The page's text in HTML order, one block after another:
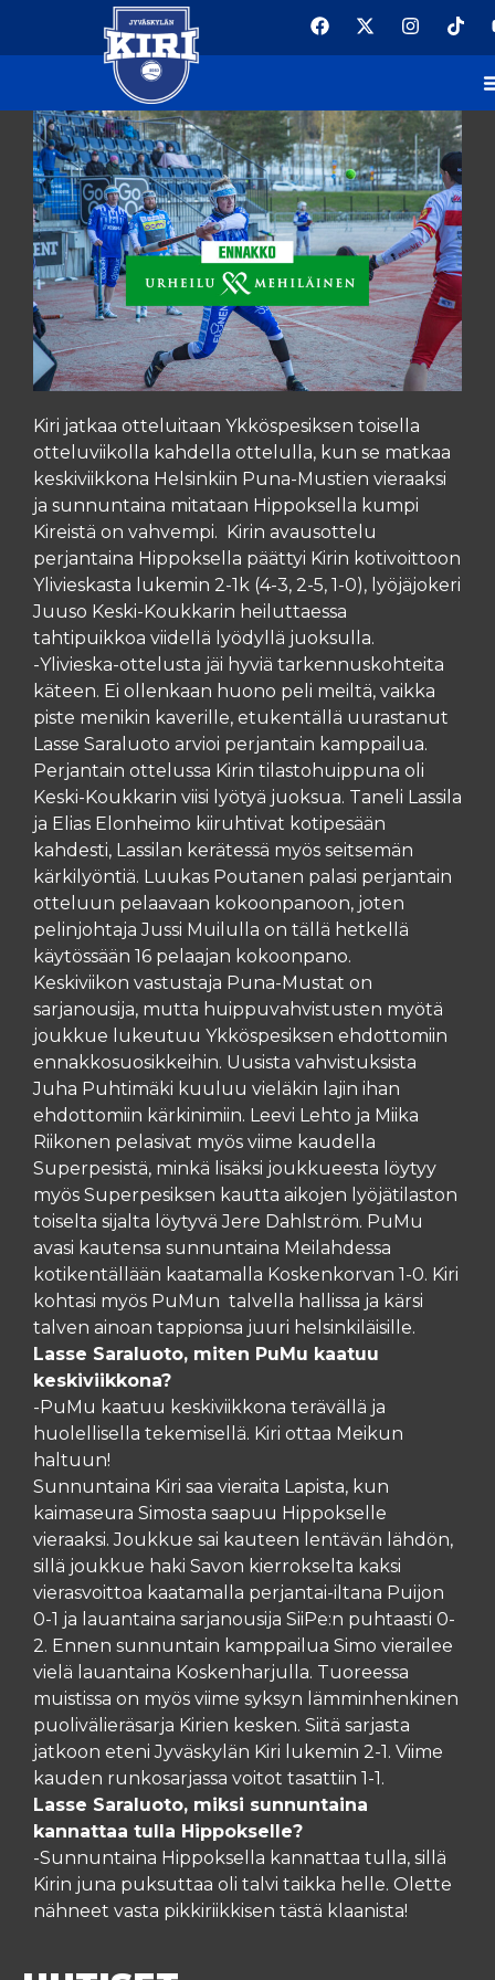
KAHDEN PELIN VIIKKO
Kiri jatkaa otteluitaan Ykköspesiksen toisella
otteluviikolla kahdella ottelulla, kun se matkaa
keskiviikkona Helsinkiin Puna-Mustien vieraaksi
ja sunnuntaina mitataan Hippoksella kumpi
Kireistä on vahvempi. Kirin avausottelu
perjantaina Hippoksella päättyi Kirin kotivoittoon
Ylivieskasta lukemin 2-1k (4-3, 2-5, 1-0), lyöjäjokeri
Juuso Keski-Koukkarin heiluttaessa
tahtipuikkoa viidellä lyödyllä juoksulla.
-Ylivieska-ottelusta jäi hyviä tarkennuskohteita
käteen. Ei ollenkaan huono peli meiltä, vaikka
piste menikin kaverille, etukentällä uurastanut
Lasse Saraluoto arvioi perjantain kamppailua.
Perjantain ottelussa Kirin tilastohuippuna oli
Keski-Koukkarin viisi lyötyä juoksua. Taneli Lassila
ja Elias Elonheimo kiiruhtivat kotipesään
kahdesti, Lassilan kerätessä myös seitsemän
kärkilyöntiä. Luukas Poutanen palasi perjantain
otteluun pelaavaan kokoonpanoon, joten
pelinjohtaja Jussi Muilulla on tällä hetkellä
käytössään 16 pelaajan kokoonpano.
Keskiviikon vastustaja Puna-Mustat on
sarjanousija, mutta huippuvahvistusten myötä
joukkue lukeutuu Ykköspesiksen ehdottomiin
ennakkosuosikkeihin. Uusista vahvistuksista
Juha Puhtimäki kuuluu vieläkin lajin ihan
ehdottomiin kärkinimiin. Leevi Lehto ja Miika
Riikonen pelasivat myös viime kaudella
Superpesistä, minkä lisäksi joukkueesta löytyy
myös Superpesiksen kautta aikojen lyöjätilaston
toiselta sijalta löytyvä Jere Dahlström. PuMu
avasi kautensa sunnuntaina Meilahdessa
kotikentällään kaatamalla Koskenkorvan 1-0. Kiri
kohtasi myös PuMun talvella hallissa ja kärsi
talven ainoan tappionsa juuri helsinkiläisille.
Lasse Saraluoto, miten PuMu kaatuu
keskiviikkona?
-PuMu kaatuu keskiviikkona terävällä ja
huolellisella tekemisellä. Kiri ottaa Meikun
haltuun!
Sunnuntaina Kiri saa vieraita Lapista, kun
kaimaseura Simosta saapuu Hippokselle
vieraaksi. Joukkue sai kauteen lentävän lähdön,
sillä joukkue haki Savon kierrokselta kaksi
vierasvoittoa kaatamalla perjantai-iltana Puijon
0-1 ja lauantaina sarjanousija SiiPe:n puhtaasti 0-
2. Ennen sunnuntain kamppailua Simo vierailee
vielä lauantaina Koskenharjulla. Tuoreessa
muistissa on myös viime syksyn lämminhenkinen
puolivälieräsarja Kirien kesken. Siitä sarjasta
jatkoon eteni Jyväskylän Kiri lukemin 2-1. Viime
kauden runkosarjassa voitot tasattiin 1-1.
Lasse Saraluoto, miksi sunnuntaina
kannattaa tulla Hippokselle?
-Sunnuntaina Hippoksella kannattaa tulla, sillä
Kirin juna puksuttaa oli talvi taikka helle. Olette
nähneet vasta pikkiriikkisen tästä klaanista!